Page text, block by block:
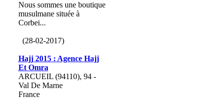
Nous sommes une boutique
musulmane située à
Corbei...
(28-02-2017)
Hajj 2015 : Agence Hajj
Et Omra
ARCUEIL (94110), 94 -
Val De Marne
France